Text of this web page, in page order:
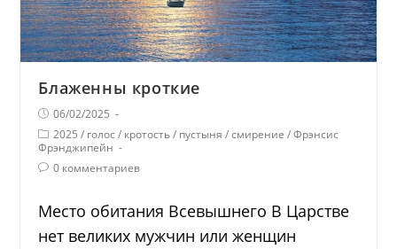
Блаженны кроткие
06/02/2025
2025 / голос / кротость / пустыня / смирение / Фрэнсис
Фрэнджипейн
0 комментариев
Место обитания Всевышнего В Царстве
нет великих мужчин или женщин